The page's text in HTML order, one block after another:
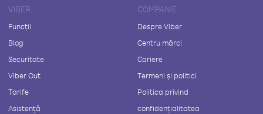
VIBER
Funcții
Blog
Securitate
Viber Out
Tarife
Asistență
COMPANIE
Despre Viber
Centru mărci
Cariere
Termeni și politici
Politica privind
confidențialitatea